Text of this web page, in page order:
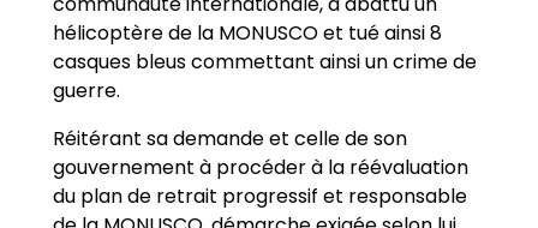
hélicoptère de la MONUSCO et tué ainsi 8
casques bleus commettant ainsi un crime de
guerre.
Réitérant sa demande et celle de son
gouvernement à procéder à la réévaluation
du plan de retrait progressif et responsable